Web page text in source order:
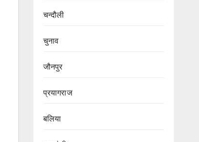
चन्दौली
चुनाव
जौनपुर
प्रयागराज
बलिया